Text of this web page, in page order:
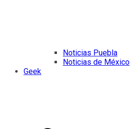
Noticias Puebla
Noticias de México
Geek